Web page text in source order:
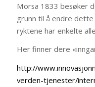
Morsa 1833 besøker
grunn til å endre
ryktene har enkelte
Her finner dere
http://
verden-tjenester/